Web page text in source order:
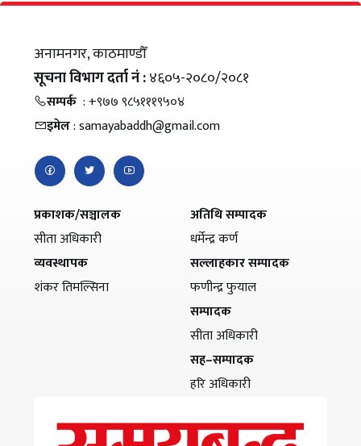
अनामनगर, काठमाण्डौँ
सूचना विभाग दर्ता नं :४६०५-२०८०/२०८१
सम्पर्क : +९७७ ९८५१११९५०४
इमेल: samayabaddh@gmail.com
प्रकाशक/सञ्चालक
सीता अधिकारी
व्यवस्थापक
शंकर तिमल्सिना
अतिथि सम्पादक
धर्मेन्द्र कर्ण
सल्लाहकार सम्पादक
फणीन्द्र फुयाल
सम्पादक
सीता अधिकारी
सह–सम्पादक
हरि अधिकारी